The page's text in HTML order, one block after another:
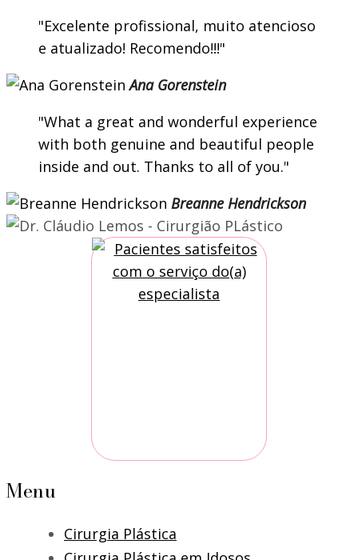
Excelente profissional, muito atencioso
e atualizado! Recomendo!!!
Ana Gorenstein
What a great and wonderful experience
with both genuine and beautiful people
inside and out. Thanks to all of you.
Breanne Hendrickson
Menu
Cirurgia Plástica